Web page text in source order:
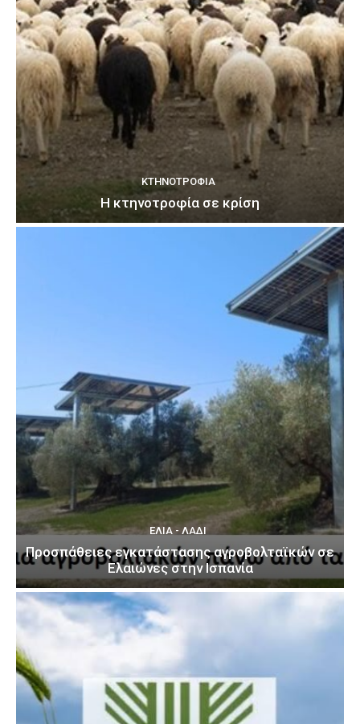
ΚΤΗΝΟΤΡΟΦΊΑ
Η κτηνοτροφία σε κρίση
ΕΛΙΆ - ΛΆΔΙ
Προσπάθειες εγκατάστασης αγροβολταϊκών σε
Ελαιώνες στην Ισπανία